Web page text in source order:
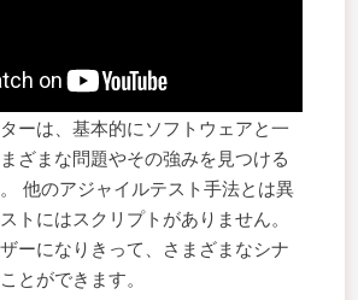
ーは、基本的にソフトウェアと一
ざまな問題やその強みを見つける
他のアジャイルテスト手法とは異
トにはスクリプトがありません。
ーになりきって、さまざまなシナ
とができます。